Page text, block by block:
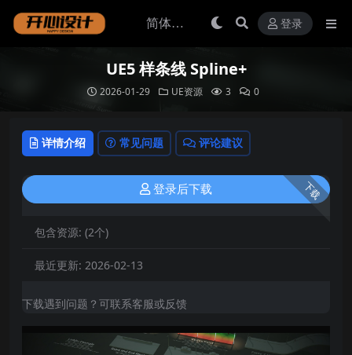
登录
UE5 样条线 Spline+
2026-01-29 UE资源 3 0
详情介绍 常见问题 评论建议
下载
登录后下载
包含资源: (2个)
最近更新: 2026-02-13
下载遇到问题？可联系客服或反馈